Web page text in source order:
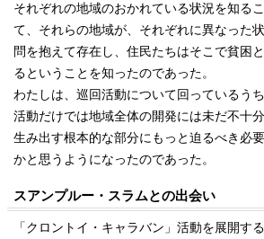
それぞれの地域のおかれている状況を知る
て、それらの地域が、それぞれに異なった
問を抱えて存在し、住民たちはそこで貧困
るということを知ったのであった。
わたしは、巡回活動について回っているう
活動だけでは地域全体の開発には未だ不十
生み出す根本的な部分にもっと迫るべき必
かと思うようになったのであった。
スアンプルー・スラムとの出会い
「クロントイ・キャラバン」活動を展開す